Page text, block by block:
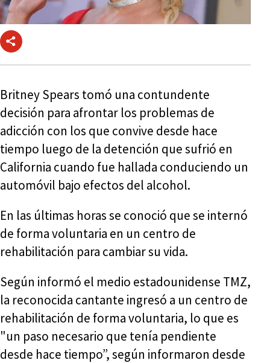
Britney Spears tomó una contundente
decisión para afrontar los problemas de
adicción con los que convive desde hace
tiempo luego de la detención que sufrió en
California cuando fue hallada conduciendo un
automóvil bajo efectos del alcohol.
En las últimas horas se conoció que se internó
de forma voluntaria en un centro de
rehabilitación para cambiar su vida.
Según informó el medio estadounidense TMZ,
la reconocida cantante ingresó a un centro de
rehabilitación de forma voluntaria, lo que es
"un paso necesario que tenía pendiente
desde hace tiempo”, según informaron desde